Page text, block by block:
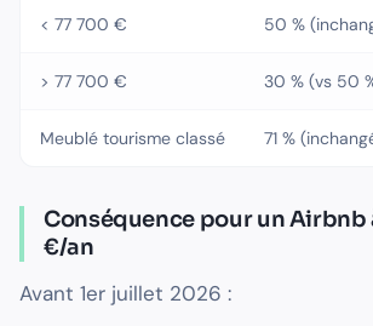
< 77 700 € 50 %
> 77 700 € 30 % (vs 50
Meublé tourisme classé 71 %
Conséquence pour un
€/an
Avant 1er juillet 2026 :